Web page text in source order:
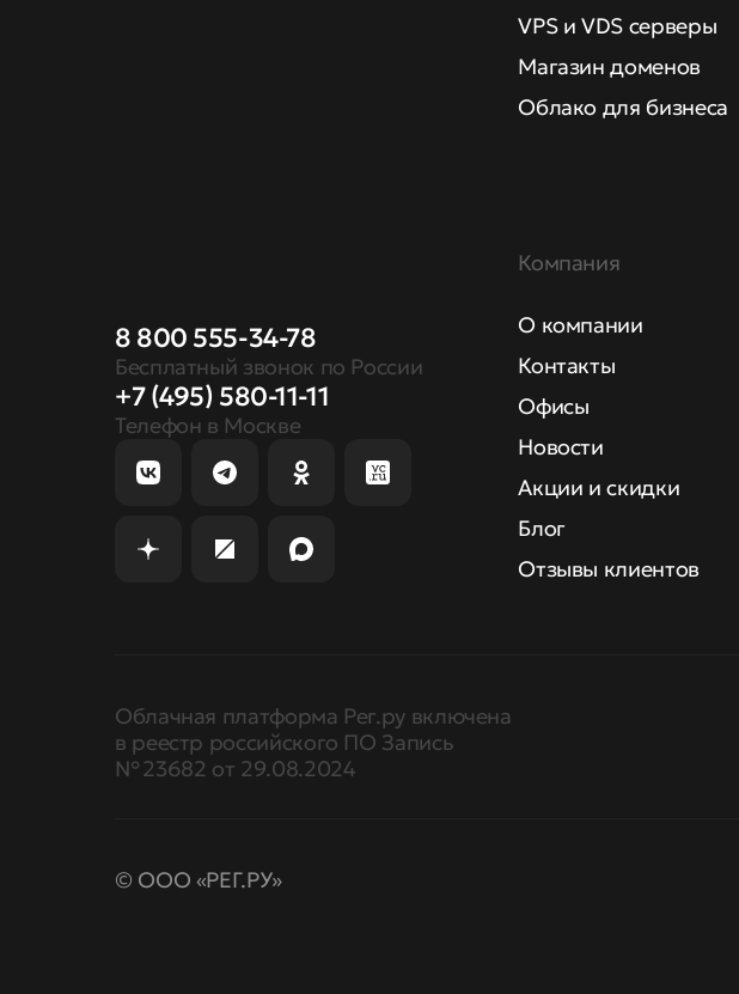
8 800 555-34-78
Бесплатный звонок по России
+7 (495) 580-11-11
Телефон в Москве
VPS и VDS серверы
Магазин доменов
Облако для бизнеса
Компания
О компании
Контакты
Офисы
Новости
Акции и скидки
Блог
Отзывы клиентов
Облачная платформа Рег.ру включена
в реестр российского ПО Запись
№ 23682 от 29.08.2024
© ООО «РЕГ.РУ»